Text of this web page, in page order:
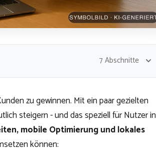
7 Abschnitte
zu gewinnen. Mit ein paar gezielten
steigern - und das speziell für Nutzer in
mobile Optimierung und lokales
können: